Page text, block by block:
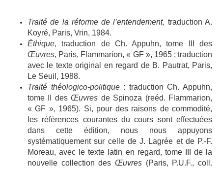
Traité de la réforme de l’entendement, traduction A.
Koyré, Paris, Vrin, 1984.
Éthique, traduction de Ch. Appuhn, tome III des
Œuvres, Paris, Flammarion, « GF », 1965 ; traduction
avec le texte original en regard de B. Pautrat, Paris,
Le Seuil, 1988.
Traité théologico-politique: traduction Ch. Appuhn,
tome II desŒuvres de Spinoza (reéd. Flammarion,
« GF », 1965). Si, pour des raisons de commodité,
les références courantes du cours sont effectuées
dans cette édition, nous nous appuyons
systématiquement sur celle de J. Lagrée et de P.-F.
Moreau, avec le texte latin en regard, tome III de la
nouvelle collection des Œuvres (Paris, P.U.F., coll.